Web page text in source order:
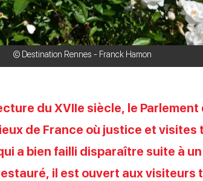
© Destination Rennes - Franck Hamon
du XVIIe siècle, le
de France où justice et
a bien failli disparaître suite à
il est ouvert aux visiteurs